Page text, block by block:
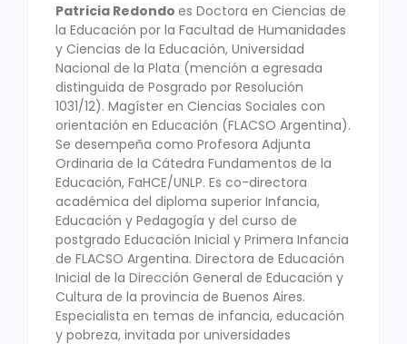
Patricia Redondo es Doctora en Ciencias de
la Educación por la Facultad de Humanidades
y Ciencias de la Educación, Universidad
Nacional de la Plata (mención a egresada
distinguida de Posgrado por Resolución
1031/12). Magíster en Ciencias Sociales con
orientación en Educación (FLACSO Argentina).
Se desempeña como Profesora Adjunta
Ordinaria de la Cátedra Fundamentos de la
Educación, FaHCE/UNLP. Es co-directora
académica del diploma superior Infancia,
Educación y Pedagogía y del curso de
postgrado Educación Inicial y Primera Infancia
de FLACSO Argentina. Directora de Educación
Inicial de la Dirección General de Educación y
Cultura de la provincia de Buenos Aires.
Especialista en temas de infancia, educación
y pobreza, invitada por universidades